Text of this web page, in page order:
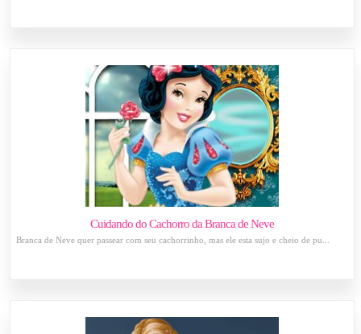
Cuidando do Cachorro da Branca de Neve
Branca de Neve quer passear com seu cachorrinho, mas ele esta sujo e cheio de pu...